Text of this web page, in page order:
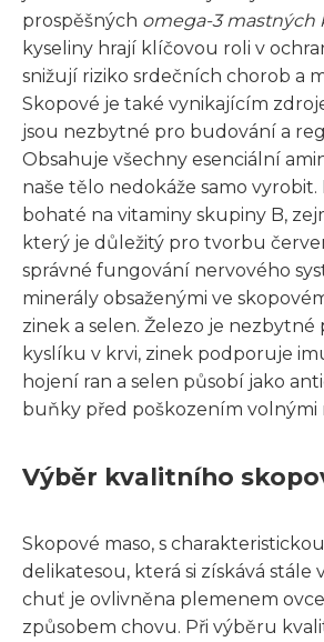
prospěšných omega-3 mastných
kyseliny hrají klíčovou roli v
snižují riziko srdečních chorob a
Skopové je také vynikajícím
jsou nezbytné pro budování a
Obsahuje všechny esenciální
naše tělo nedokáže samo vyrobit.
bohaté na vitaminy skupiny B,
který je důležitý pro tvorbu
správné fungování nervového
minerály obsaženými ve
zinek a selen. Železo je
kyslíku v krvi, zinek podporuje
hojení ran a selen působí jako
buňky před poškozením volnými
Výběr kvalitního
Skopové maso, s
delikatesou, která si získává stále
chuť je ovlivněna plemenem
způsobem chovu. Při výběru